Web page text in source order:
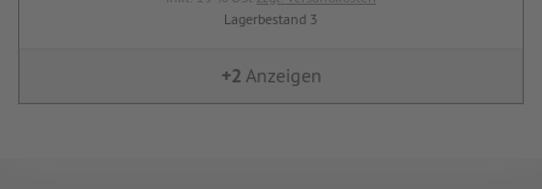
Lagerbestand 3
+2 Anzeigen